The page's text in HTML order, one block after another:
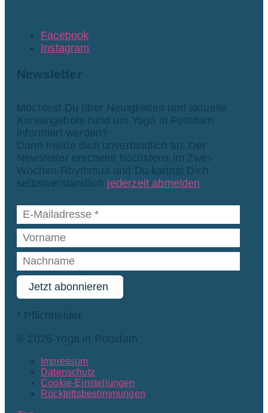
Facebook
Instagram
Newsletter
Möchtest Du über Neuigkeiten und aktuelle
Kursangebote rund um Yoga in Potsdam
informiert werden?
Dann melde dich unverbindlich an. Der
Newsletter erscheint höchstens im Zwei-
Wochen-Rhythmus und Du kannst Dich
selbstverständlich jederzeit abmelden .
* Pflichtfelder
© 2026 Yoga in Potsdam
Impressum
Datenschutz
Cookie-Einstellungen
Rücktrittsbestimmungen